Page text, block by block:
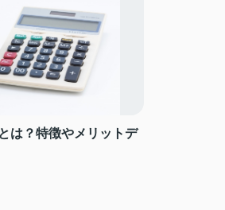
は？特徴やメリットデ